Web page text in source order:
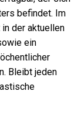
befindet. Im
der aktuellen
ein
Bleibt jeden